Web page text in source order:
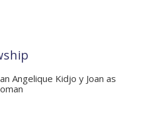
Angelique Kidjo y Joan as